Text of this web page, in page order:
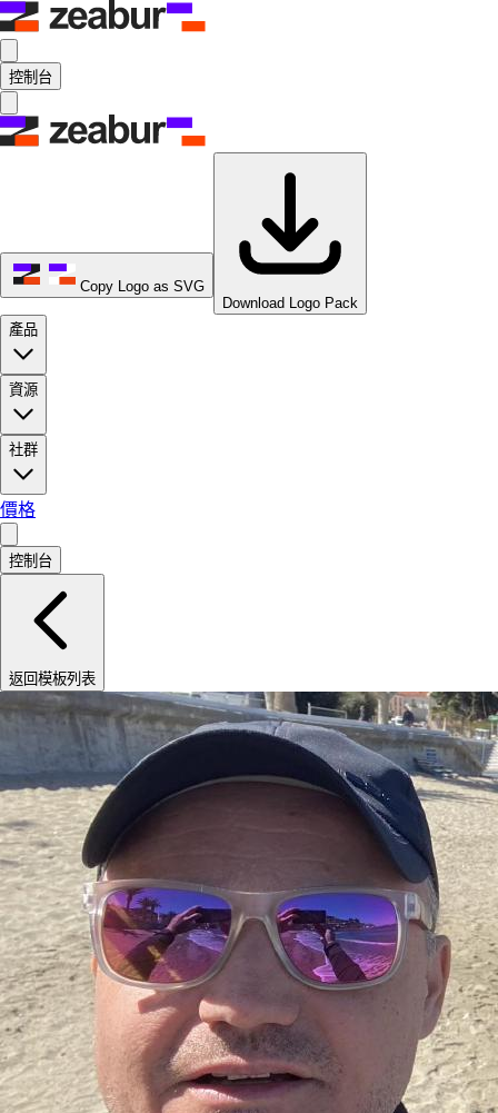
控制台
Copy Logo as SVG
Download Logo Pack
產品
資源
社群
價格
控制台
返回模板列表